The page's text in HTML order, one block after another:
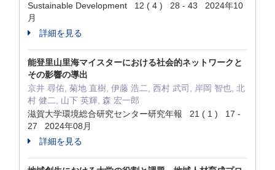
Sustainable Development 12 ( 4 ) 28 - 43 2024年10
月
詳細を見る
能登里山里海マイスターにおける社会的ネットワークと
その影響の導出
京井 尋佑, 菊地 直樹, 伊藤 浩二, 西村 武司, 岸岡 智也, 北
村 健二, 山下 英輝, 森 宏一郎
滋賀大学環境総合研究センター研究年報 21 ( 1 ) 17 -
27 2024年08月
詳細を見る